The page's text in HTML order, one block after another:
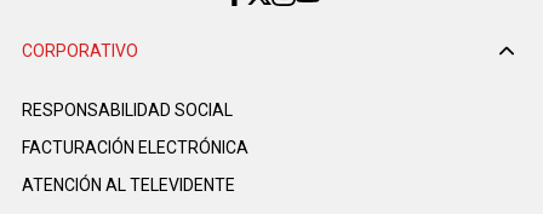
CORPORATIVO
RESPONSABILIDAD SOCIAL
FACTURACIÓN ELECTRÓNICA
ATENCIÓN AL TELEVIDENTE